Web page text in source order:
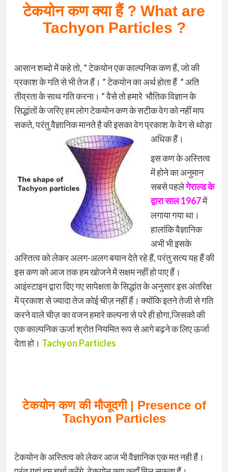
टेकयोन कण क्या हैं ? What are
Tachyon Particles ?
आसान शब्दो में कहे तो, ” टेकयोन एक काल्पनिक कण हैं, जो की
प्रकाश के गति से भी तेज हैं। ” टेकयोन का अर्थ होता हैं ” अति
तीव्रता के साथ गति करना। ” वैसे तो हमारे भौतिक विज्ञान के
सिद्धांतों के जरिए हम लोग टेकयोन कण के सटीक वेग को नहीं माप
सकते, परंतु वैज्ञानिक मानते है की इसका वेग प्रकाश के वेग से थोड़ा
अधिक हैं।
इस कण के अस्तित्व
में होने का अनुमान
सबसे पहलेगेराल्ड के
द्वारा साल 1967में
लगाया गया था।
हालांकि वैज्ञानिक
अभी भी इसके
अस्तित्व को लेकर अलग-अलग बयान देते रहे हैं, परंतु सत्य यह हैं की
इस कण को आज तक हम खोजने में सक्षम नहीं हो पाए हैं।
आइंस्टाइन द्वारा दिए गए सापेक्षता के सिद्धांत के अनुसार इस अंतरिक्ष
में प्रकाश से ज्यादा तेज कोई चीज़ नहीं हैं। क्योंकि इतने तेजी से गति
करने वाले चीज़ का वजन हमारे कल्पना से परे ही होगा,जिसको की
एक काल्पनिक ऊर्जा श्रोत नियमित रूप से आगे बढ़ने क लिए ऊर्जा
देता हो। Tachyon Particles
टेकयोन कण की मौजूदगी | Presence of
Tachyon Particles
टेकयोन के अस्तित्व को लेकर आज भी वैज्ञानिक एक मत नही हैं।